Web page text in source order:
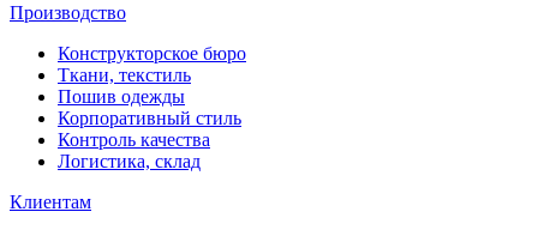
Производство
Конструкторское бюро
Ткани, текстиль
Пошив одежды
Корпоративный стиль
Контроль качества
Логистика, склад
Клиентам